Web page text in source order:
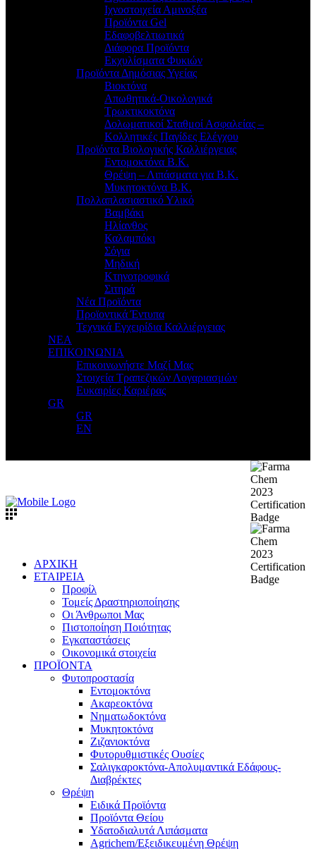
Ιχνοστοιχεία Αμινοξέα
Προϊόντα Gel
Εδαφοβελτιωτικά
Διάφορα Προϊόντα
Εκχυλίσματα Φυκιών
Προϊόντα Δημόσιας Υγείας
Βιοκτόνα
Απωθητικά-Οικολογικά
Τρωκτικοκτόνα
Δολωματικοί Σταθμοί Ασφαλείας –
Κολλητικές Παγίδες Ελέγχου
Προϊόντα Βιολογικής Καλλιέργειας
Εντομοκτόνα Β.Κ.
Θρέψη – Λιπάσματα για Β.Κ.
Μυκητοκτόνα Β.Κ.
Πολλαπλασιαστικό Υλικό
Βαμβάκι
Ηλίανθος
Καλαμπόκι
Σόγια
Μηδική
Κτηνοτροφικά
Σιτηρά
Νέα Προϊόντα
Προϊοντικά Έντυπα
Τεχνικά Εγχειρίδια Καλλιέργειας
ΝΕΑ
ΕΠΙΚΟΙΝΩΝΙΑ
Επικοινωνήστε Μαζί Μας
Στοιχεία Τραπεζικών Λογαριασμών
Ευκαιρίες Καριέρας
GR
GR
EN
ΑΡΧΙΚΗ
ΕΤΑΙΡΕΙΑ
Προφίλ
Τομείς Δραστηριοποίησης
Οι Άνθρωποι Μας
Πιστοποίηση Ποιότητας
Εγκαταστάσεις
Οικονομικά στοιχεία
ΠΡΟΪΟΝΤΑ
Φυτοπροστασία
Εντομοκτόνα
Ακαρεοκτόνα
Νηματωδοκτόνα
Μυκητοκτόνα
Ζιζανιοκτόνα
Φυτορυθμιστικές Ουσίες
Σαλιγκαροκτόνα-Απολυμαντικά Εδάφους-
Διαβρέκτες
Θρέψη
Ειδικά Προϊόντα
Προϊόντα Θείου
Υδατοδιαλυτά Λιπάσματα
Agrichem/Εξειδικευμένη Θρέψη